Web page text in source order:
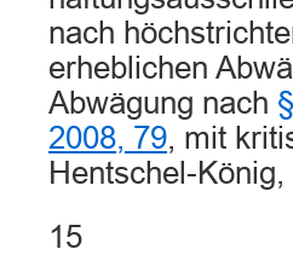
nach
erheblichen
Abwägung nach
2008, 79, mit
Hentschel-
15